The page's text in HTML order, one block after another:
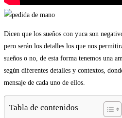
Dicen que los sueños con yuca son
pero serán los detalles los que nos
sueños o no, de esta forma tenemos una
según diferentes detalles y contextos,
mensaje de cada uno de ellos.
Tabla de contenidos